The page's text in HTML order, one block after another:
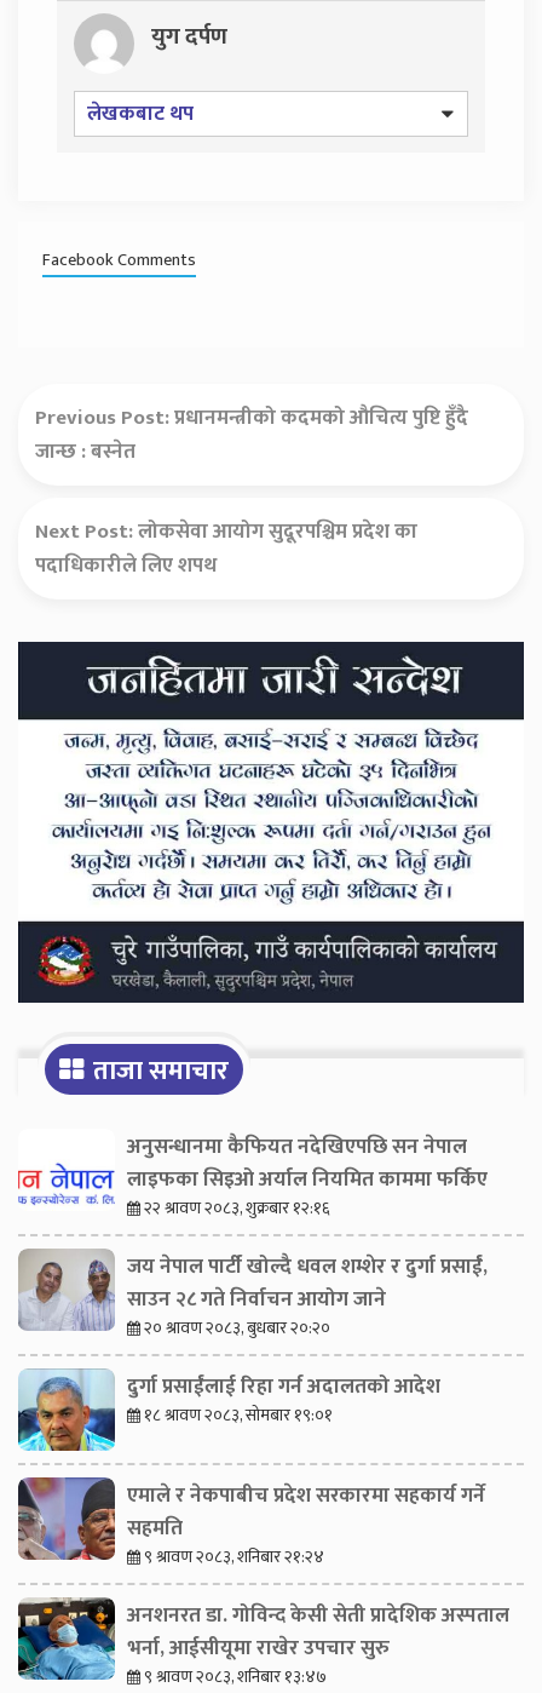
युग दर्पण
लेखकबाट थप
Facebook Comments
Previous Post:प्रधानमन्त्रीको कदमको औचित्य पुष्टि हुँदै
जान्छ : बस्नेत
Next Post:लोकसेवा आयोग सुदूरपश्चिम प्रदेश का
पदाधिकारीले लिए शपथ
Secondary
Sidebar
ताजा समाचार
अनुसन्धानमा कैफियत नदेखिएपछि सन नेपाल
लाइफका सिइओ अर्याल नियमित काममा फर्किए
२२ श्रावण २०८३, शुक्रबार १२:१६
जय नेपाल पार्टी खोल्दै धवल शम्शेर र दुर्गा प्रसाईं,
साउन २८ गते निर्वाचन आयोग जाने
२० श्रावण २०८३, बुधबार २०:२०
दुर्गा प्रसाईंलाई रिहा गर्न अदालतको आदेश
१८ श्रावण २०८३, सोमबार १९:०१
एमाले र नेकपाबीच प्रदेश सरकारमा सहकार्य गर्ने
सहमति
९ श्रावण २०८३, शनिबार २१:२४
अनशनरत डा. गोविन्द केसी सेती प्रादेशिक अस्पताल
भर्ना, आईसीयूमा राखेर उपचार सुरु
९ श्रावण २०८३, शनिबार १३:४७